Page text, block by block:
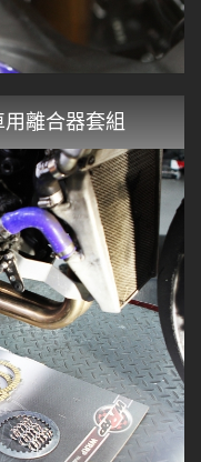
離合器套組